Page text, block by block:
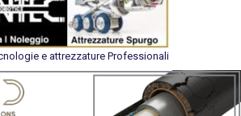
e attrezzature Professionali